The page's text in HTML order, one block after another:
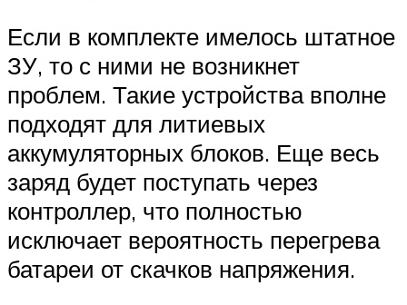
Если в комплекте имелось штатное
ЗУ, то с ними не возникнет
проблем. Такие устройства вполне
подходят для литиевых
аккумуляторных блоков. Еще весь
заряд будет поступать через
контроллер, что полностью
исключает вероятность перегрева
батареи от скачков напряжения.